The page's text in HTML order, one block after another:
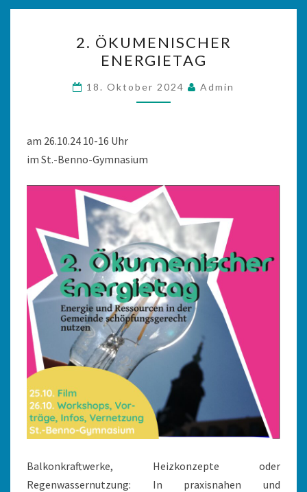
ÖKUMENISCHER
ENERGIETAG
2. ÖKUMENISCHER
ENERGIETAG
18. Oktober 2024 Admin
am 26.10.24 10-16 Uhr
im St.-Benno-Gymnasium
Balkonkraftwerke, Heizkonzepte oder
Regenwassernutzung: In praxisnahen und